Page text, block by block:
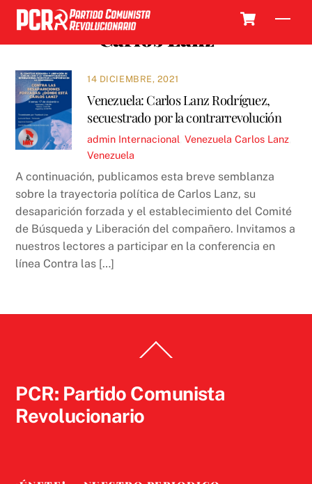
Skip
content
Carlos Lanz
14 DICIEMBRE, 2021
Venezuela: Carlos Lanz Rodríguez,
secuestrado por la contrarrevolución
admin Internacional ,Venezuela Carlos Lanz
Venezuela
A continuación, publicamos esta breve semblanza
sobre la trayectoria política de Carlos Lanz, su
desaparición forzada y el establecimiento del Comité
de Búsqueda y Liberación del compañero. Invitamos a
nuestros lectores a participar en la conferencia en
línea Contra las […]
To
PCR: Partido Comunista
Revolucionario